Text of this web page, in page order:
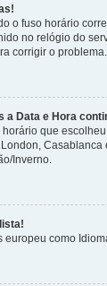
o fuso horário
no relógio do
corrigir o problema.
a Data e Hora
que
Inverno.
europeu como